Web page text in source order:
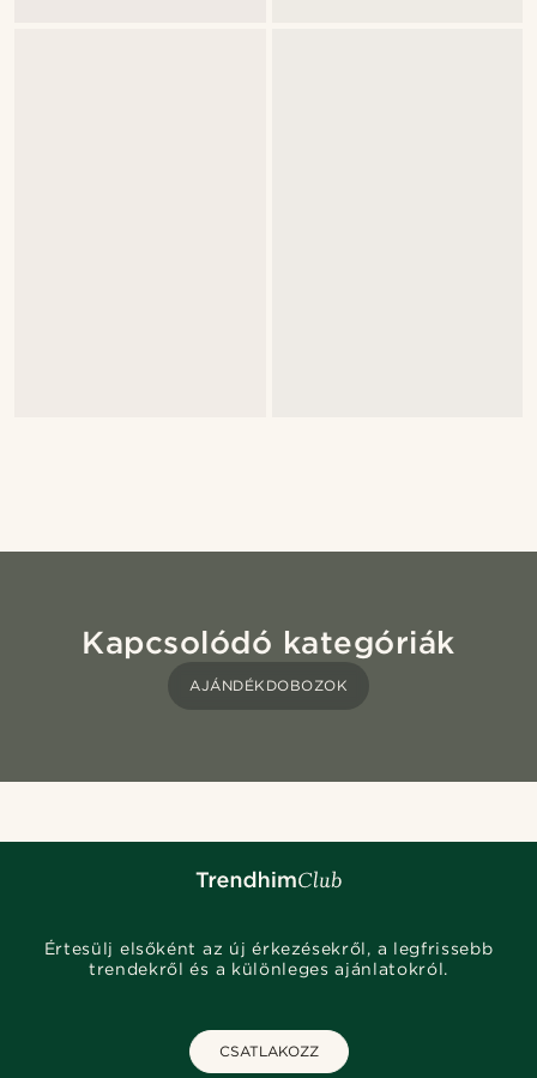
Kapcsolódó kategóriák
AJÁNDÉKDOBOZOK
Értesülj elsőként az új érkezésekről, a legfrissebb
trendekről és a különleges ajánlatokról.
CSATLAKOZZ